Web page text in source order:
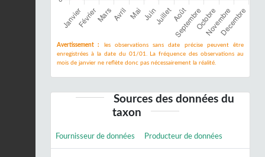
Avertissement :
les observations sans date précise peuvent être
enregistrées à la date du 01/01. La fréquence des observations au
mois de janvier ne reflète donc pas nécessairement la réalité.
Sources des données du
taxon
Fournisseur de données Producteur de données